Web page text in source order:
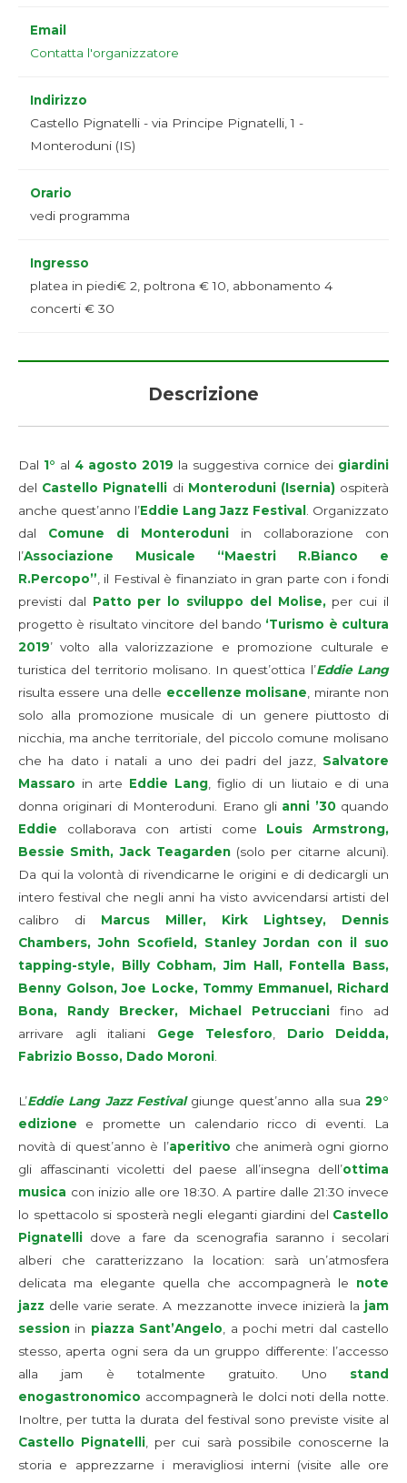
Email
Contatta l'organizzatore
Indirizzo
Castello Pignatelli - via Principe Pignatelli, 1 -
Monteroduni (IS)
Orario
vedi programma
Ingresso
platea in piedi€ 2, poltrona € 10, abbonamento 4
concerti € 30
Descrizione
Dal 1° al 4 agosto 2019 la suggestiva cornice dei giardini
del Castello Pignatelli di Monteroduni (Isernia)ospiterà
anche quest’anno l’Eddie Lang Jazz Festival . Organizzato
dal Comune di Monteroduni in collaborazione con
l’Associazione Musicale “Maestri R.Bianco e
R.Percopo”, il Festival è finanziato in gran parte con i fondi
previsti dal Patto per lo sviluppo del Molise,per cui il
progetto è risultato vincitore del bando ‘Turismo è cultura
2019’ volto alla valorizzazione e promozione culturale e
turistica del territorio molisano. In quest’ottica l’Eddie Lang
risulta essere una delle eccellenze molisane, mirante non
solo alla promozione musicale di un genere piuttosto di
nicchia, ma anche territoriale, del piccolo comune molisano
che ha dato i natali a uno dei padri del jazz, Salvatore
Massaro in arte Eddie Lang, figlio di un liutaio e di una
donna originari di Monteroduni. Erano glianni ’30quando
Eddie collaborava con artisti come Louis Armstrong,
Bessie Smith, Jack Teagarden(solo per citarne alcuni).
Da qui la volontà di rivendicarne le origini e di dedicargli un
intero festival che negli anni ha visto avvicendarsi artisti del
calibro di Marcus Miller, Kirk Lightsey, Dennis
Chambers, John Scofield, Stanley Jordan con il suo
tapping-style, Billy Cobham, Jim Hall, Fontella Bass,
Benny Golson, Joe Locke, Tommy Emmanuel, Richard
Bona, Randy Brecker, Michael Petruccianifino ad
arrivare agli italiani Gege Telesforo, Dario Deidda,
Fabrizio Bosso, Dado Moroni.
L’Eddie Lang Jazz Festivalgiunge quest’anno alla sua 29°
edizione e promette un calendario ricco di eventi. La
novità di quest’anno è l’aperitivo che animerà ogni giorno
gli affascinanti vicoletti del paese all’insegna dell’ottima
musica con inizio alle ore 18:30. A partire dalle 21:30 invece
lo spettacolo si sposterà negli eleganti giardini del Castello
Pignatelli dove a fare da scenografia saranno i secolari
alberi che caratterizzano la location: sarà un’atmosfera
delicata ma elegante quella che accompagnerà le note
jazz delle varie serate. A mezzanotte invece inizierà la jam
session in piazza Sant’Angelo, a pochi metri dal castello
stesso, aperta ogni sera da un gruppo differente: l’accesso
alla jam è totalmente gratuito. Uno stand
enogastronomico accompagnerà le dolci noti della notte.
Inoltre, per tutta la durata del festival sono previste visite al
Castello Pignatelli, per cui sarà possibile conoscerne la
storia e apprezzarne i meravigliosi interni (visite alle ore